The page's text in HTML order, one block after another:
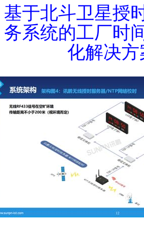
基于北斗卫星授
务系统的工厂时
化解决方